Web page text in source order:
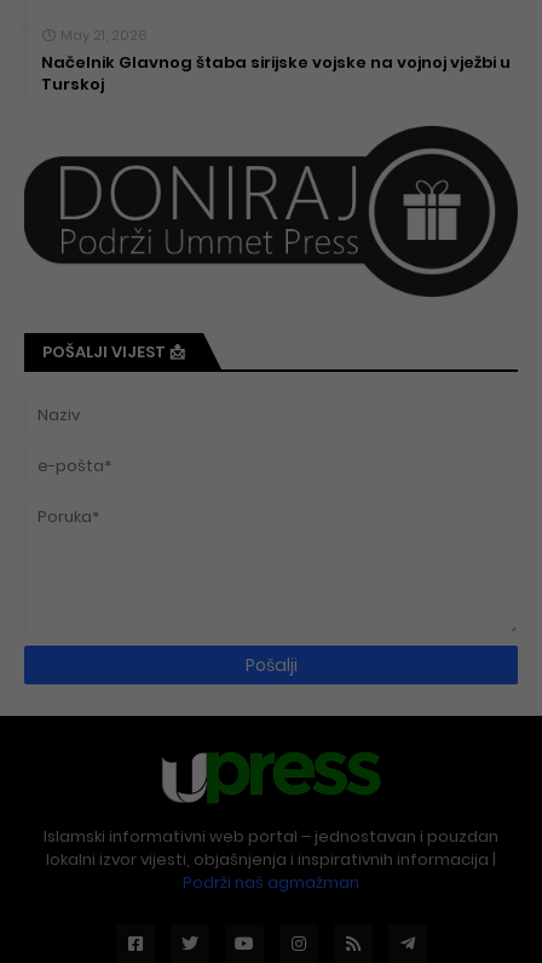
May 21, 2026
Načelnik Glavnog štaba sirijske vojske na vojnoj vježbi u
Turskoj
POŠALJI VIJEST 📩
Islamski informativni web portal – jednostavan i pouzdan
lokalni izvor vijesti, objašnjenja i inspirativnih informacija |
Podrži naš agmažman